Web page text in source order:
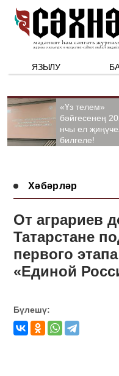
ЯЗЫЛУ
«Үз телем»
бәйгесенең
нчы ел
билгеле!
Хәбәрләр
От аграриев
Татарстане
первого
«Единой
Бүлешү: